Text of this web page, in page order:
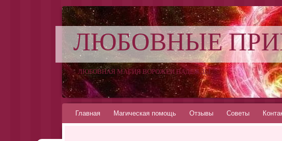
ЛЮБОВНЫЕ
ЛЮБОВНАЯ МАГИЯ ВОРОЖЕИ НАДЕЖДЫ
Перейти
Главная Магическая помощь Отзывы Советы